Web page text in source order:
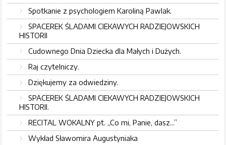
Spotkanie z psychologiem Karoliną Pawlak.
SPACEREK ŚLADAMI CIEKAWYCH RADZIEJOWSKICH
HISTORII
Cudownego Dnia Dziecka dla Małych i Dużych.
Raj czytelniczy.
Dziękujemy za odwiedziny.
SPACEREK ŚLADAMI CIEKAWYCH RADZIEJOWSKICH
HISTORII.
RECITAL WOKALNY pt. „Co mi, Panie, dasz...”
Wykład Sławomira Augustyniaka